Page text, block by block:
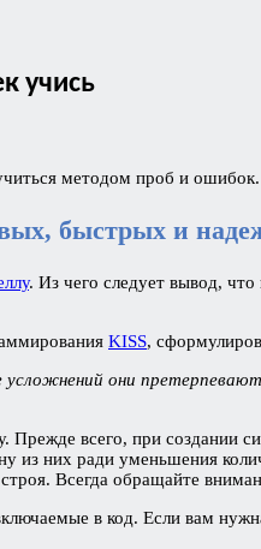
учись
методом проб и
быстрых и
. Из чего следует вывод,
KISS,
они
Прежде всего, при создании
из них ради уменьшения
Всегда обращайте
в код. Если вам